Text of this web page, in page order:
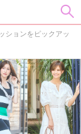
ションをピックアッ